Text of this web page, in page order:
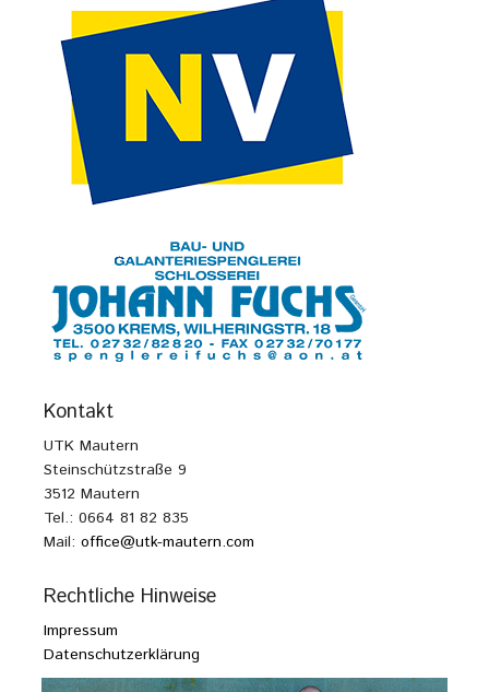
Kontakt
UTK Mautern
Steinschützstraße 9
3512 Mautern
Tel.: 0664 81 82 835
Mail: office@utk-mautern.com
Rechtliche Hinweise
Impressum
Datenschutzerklärung